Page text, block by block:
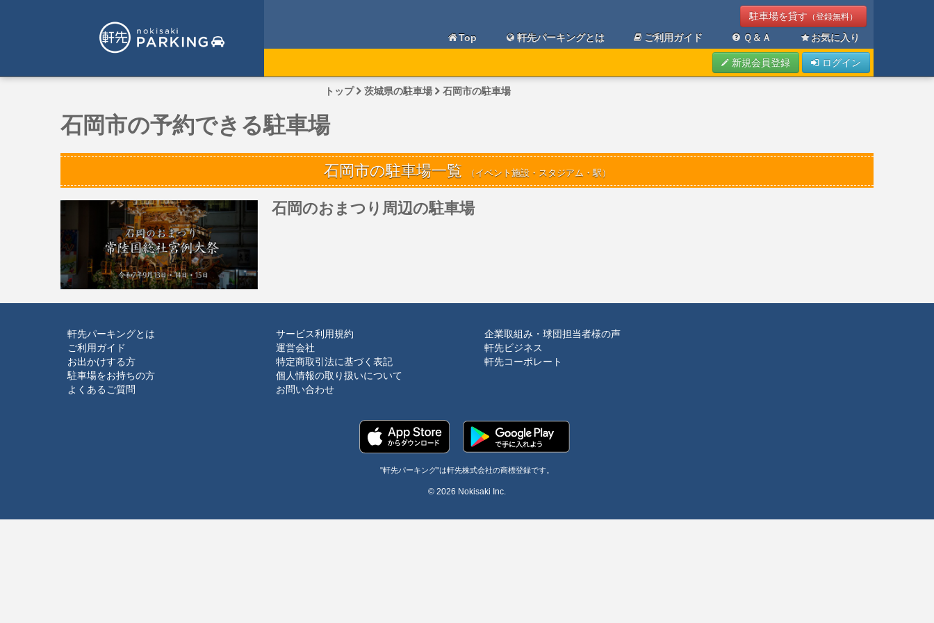
駐車場を貸す （登録無料）
Top 軒先パーキングとは ご利用ガイド Ｑ＆Ａ お気に入り
新規会員登録 ログイン
トップ 茨城県の駐車場 石岡市の駐車場
石岡市の予約できる駐車場
石岡市の駐車場一覧 （イベント施設・スタジアム・駅）
石岡のおまつり周辺の駐車場
軒先パーキングとは
ご利用ガイド
お出かけする方
駐車場をお持ちの方
よくあるご質問
サービス利用規約
運営会社
特定商取引法に基づく表記
個人情報の取り扱いについて
お問い合わせ
企業取組み・球団担当者様の声
軒先ビジネス
軒先コーポレート
"軒先パーキング"は軒先株式会社の商標登録です。
© 2026 Nokisaki Inc.